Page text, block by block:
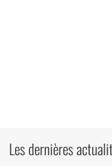
Les dernières